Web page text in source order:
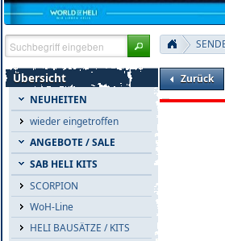
Übersicht
NEUHEITEN
wieder eingetroffen
ANGEBOTE / SALE
SAB HELI KITS
SCORPION
WoH-Line
HELI BAUSÄTZE / KITS
Zurück